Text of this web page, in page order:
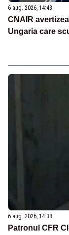
6 aug. 2026, 14:43
CNAIR
Ungaria care
6 aug. 2026, 14:38
Patronul CFR